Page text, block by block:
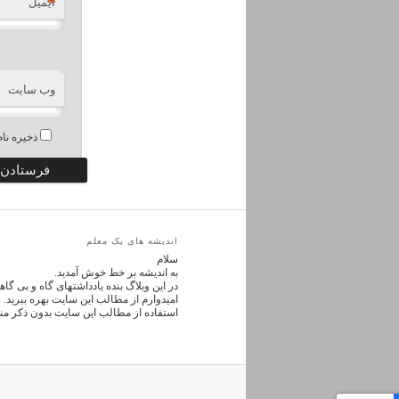
وب‌ سایت
ذخیره
اندیشه های یک معلم
سلام
به اندیشه بر خط خوش آمدید.
در این وبلاگ بنده یادداشتهای گاه و
امیدوارم از مطالب این سایت بهره ببرید.
استفاده از مطالب این سایت بدون ذکر